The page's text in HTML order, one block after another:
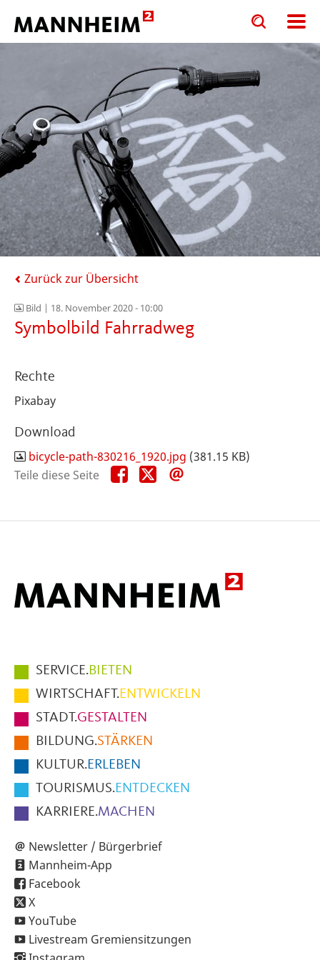
Toggle
search
input
form
Toggle
search
input
Zurück zur Übersicht
Bild | 18. November 2020 - 10:00
Symbolbild Fahrradweg
Rechte
Pixabay
Download
bicycle-path-830216_1920.jpg (381.15 KB)
Teile diese Seite
Teile
diese
Teile
diese
Hauptmenüpunkte
im
Fußbereich
der
Seite
SERVICE.BIETEN
WIRTSCHAFT.ENTWICKELN
STADT.GESTALTEN
BILDUNG.STÄRKEN
KULTUR.ERLEBEN
TOURISMUS.ENTDECKEN
KARRIERE.MACHEN
Newsletter / Bürgerbrief
Mannheim-App
Facebook
X
YouTube
Livestream Gremiensitzungen